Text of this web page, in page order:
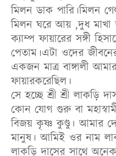
মিলন ডাক পারি।মিলন
মিলন ঘরে আয় ,দুধ মাখা
ক্যাম্প ফায়ারের সঙ্গী
পেতাম।এটা ওদের
একজন মাত্র বাঙ্গালী
ফায়ারকরেছিল।
সে হচ্ছে শ্রী শ্রী লাকড়ি
কোন যোগ গুরু বা
বিজয় কৃষ্ণ কুণ্ডু। আমার
মানুষ। আমিই ওর নাম
লাকড়ি দাসের সাথে